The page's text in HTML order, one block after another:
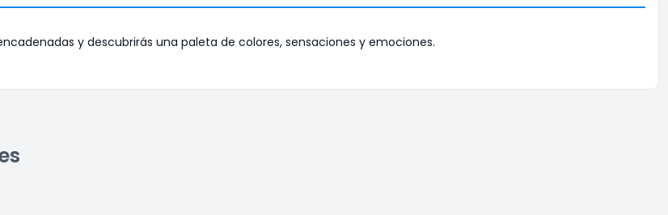
y descubrirás una paleta de colores, sensaciones y emociones.